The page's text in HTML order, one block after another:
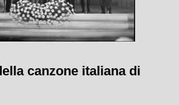
canzone italiana di